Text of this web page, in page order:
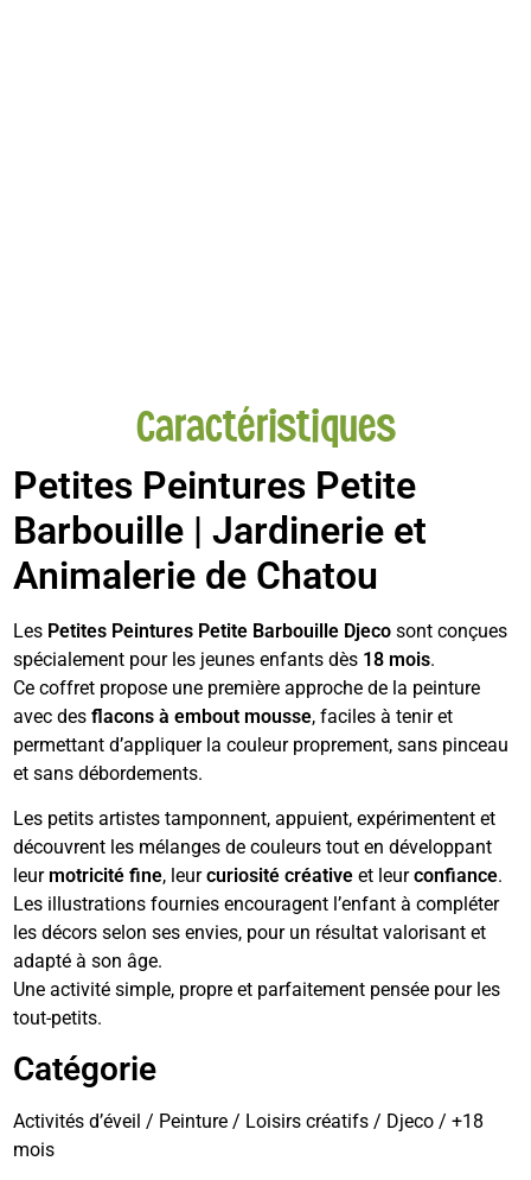
Caractéristiques
Petites Peintures Petite
Barbouille | Jardinerie et
Animalerie de Chatou
Les Petites Peintures Petite Barbouille Djeco sont conçues
spécialement pour les jeunes enfants dès 18 mois.
Ce coffret propose une première approche de la peinture
avec desflacons à embout mousse, faciles à tenir et
permettant d’appliquer la couleur proprement, sans pinceau
et sans débordements.
Les petits artistes tamponnent, appuient, expérimentent et
découvrent les mélanges de couleurs tout en développant
leur motricité fine, leurcuriosité créative et leurconfiance.
Les illustrations fournies encouragent l’enfant à compléter
les décors selon ses envies, pour un résultat valorisant et
adapté à son âge.
Une activité simple, propre et parfaitement pensée pour les
tout-petits.
Catégorie
Activités d’éveil / Peinture / Loisirs créatifs / Djeco / +18
mois